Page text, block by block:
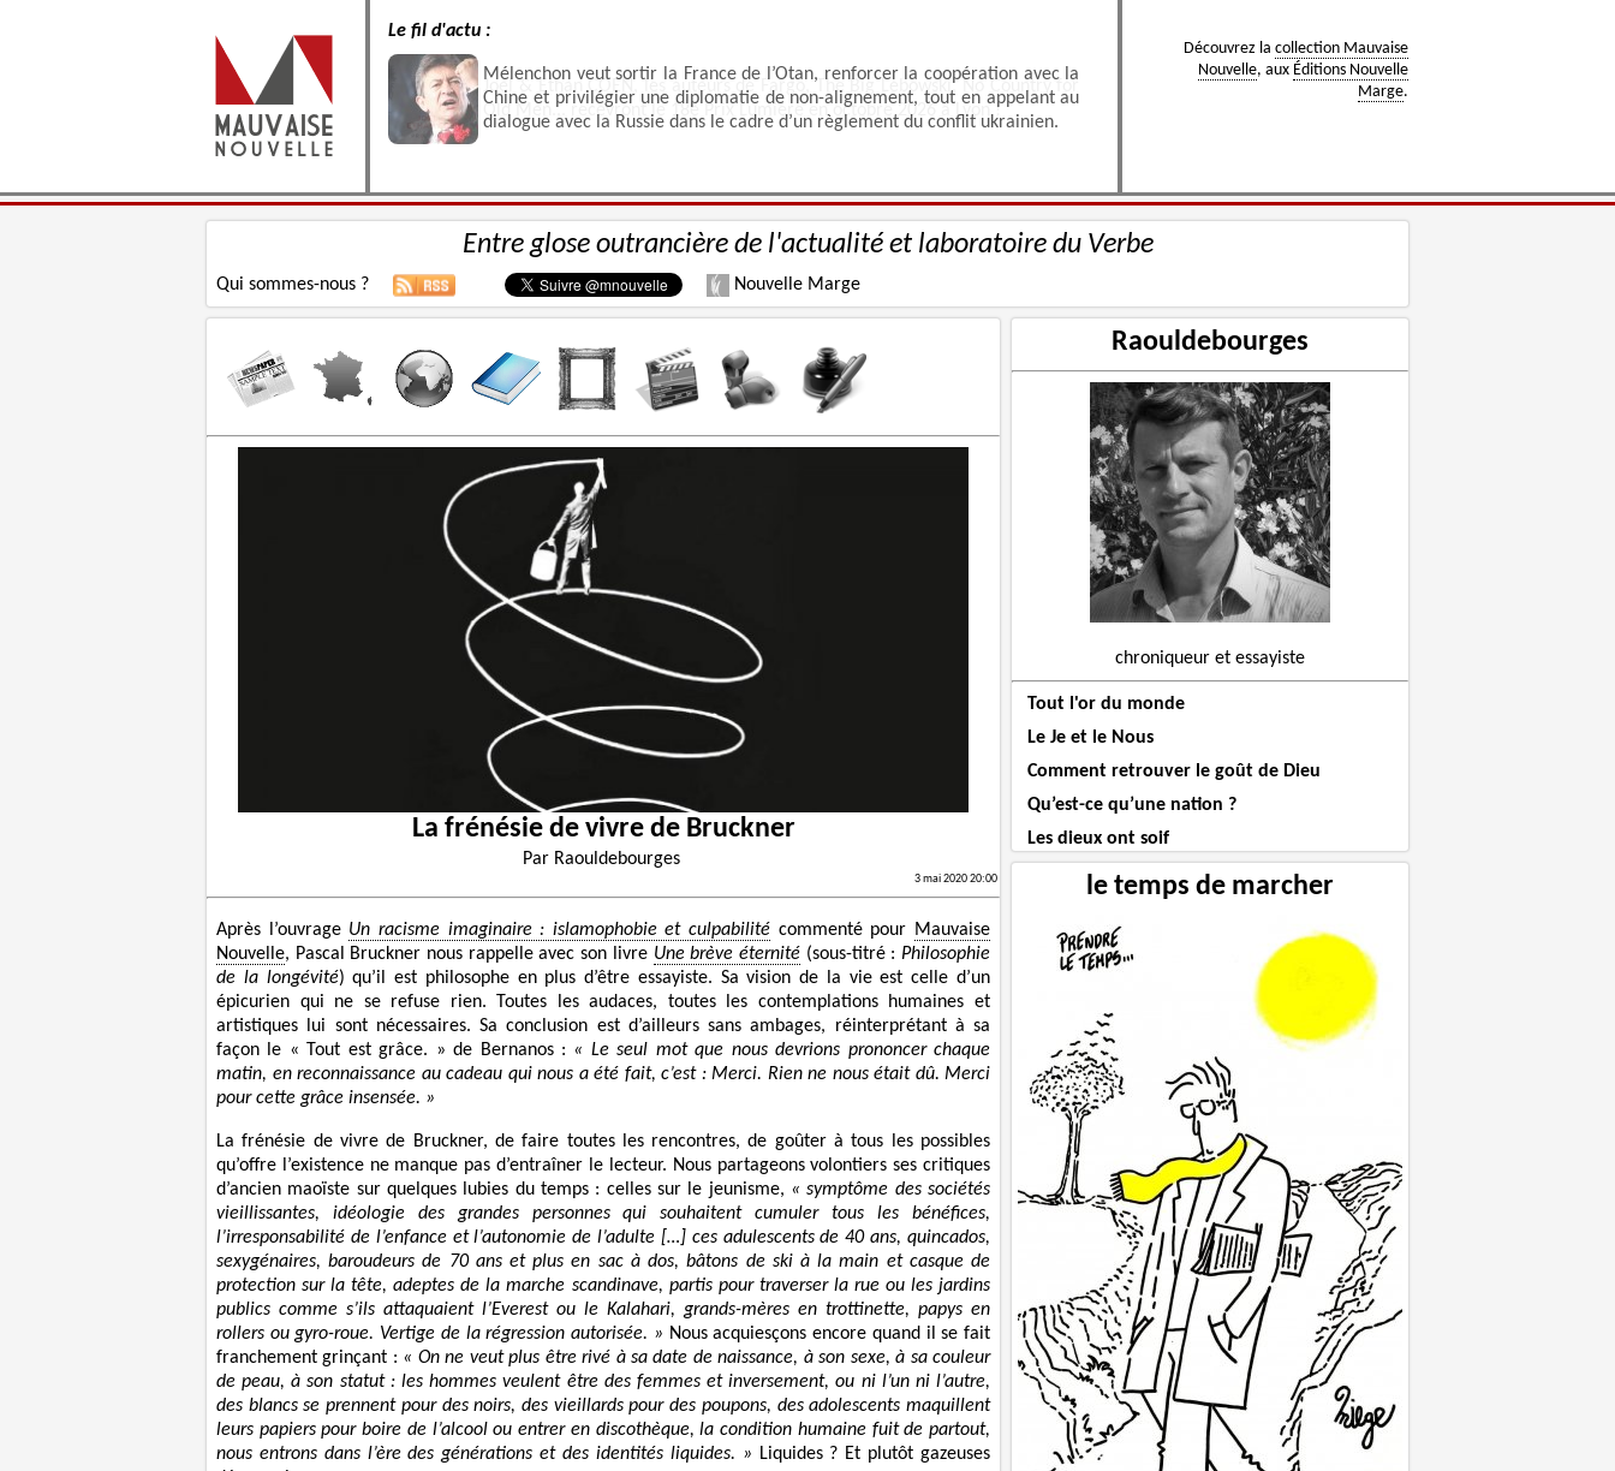
Le fil d'actu :
Joel & Ethan COEN, les auteurs de Fargo, The Big Lebowski, No Country for
Old Men... recevront le 18e Prix Lumière en octobre 2026 à Lyon !
Découvrez la collection Mauvaise
Nouvelle, aux Éditions Nouvelle
Marge.
Entre glose outrancière de l'actualité et laboratoire du Verbe
Qui sommes-nous ? Nouvelle Marge
La frénésie de vivre de Bruckner
Par Raouldebourges
3 mai 2020 20:00
Après l’ouvrage Un racisme imaginaire : islamophobie et culpabilité commenté pour Mauvaise
Nouvelle, Pascal Bruckner nous rappelle avec son livre Une brève éternité(sous-titré :Philosophie
de la longévité) qu’il est philosophe en plus d’être essayiste. Sa vision de la vie est celle d’un
épicurien qui ne se refuse rien. Toutes les audaces, toutes les contemplations humaines et
artistiques lui sont nécessaires. Sa conclusion est d’ailleurs sans ambages, réinterprétant à sa
façon le « Tout est grâce. » de Bernanos : « Le seul mot que nous devrions prononcer chaque
matin, en reconnaissance au cadeau qui nous a été fait, c’est : Merci. Rien ne nous était dû. Merci
pour cette grâce insensée. »
La frénésie de vivre de Bruckner, de faire toutes les rencontres, de goûter à tous les possibles
qu’offre l’existence ne manque pas d’entraîner le lecteur. Nous partageons volontiers ses critiques
d’ancien maoïste sur quelques lubies du temps : celles sur le jeunisme, « symptôme des sociétés
vieillissantes, idéologie des grandes personnes qui souhaitent cumuler tous les bénéfices,
l’irresponsabilité de l’enfance et l’autonomie de l’adulte […] ces adulescents de 40 ans, quincados,
sexygénaires, baroudeurs de 70 ans et plus en sac à dos, bâtons de ski à la main et casque de
protection sur la tête, adeptes de la marche scandinave, partis pour traverser la rue ou les jardins
publics comme s’ils attaquaient l’Everest ou le Kalahari, grands-mères en trottinette, papys en
rollers ou gyro-roue. Vertige de la régression autorisée. » Nous acquiesçons encore quand il se fait
franchement grinçant : « On ne veut plus être rivé à sa date de naissance, à son sexe, à sa couleur
de peau, à son statut : les hommes veulent être des femmes et inversement, ou ni l’un ni l’autre,
des blancs se prennent pour des noirs, des vieillards pour des poupons, des adolescents maquillent
leurs papiers pour boire de l’alcool ou entrer en discothèque, la condition humaine fuit de partout,
nous entrons dans l’ère des générations et des identités liquides. » Liquides ? Et plutôt gazeuses
Raouldebourges
chroniqueur et essayiste
Tout l'or du monde
Le Je et le Nous
Comment retrouver le goût de Dieu
Qu’est-ce qu’une nation ?
Les dieux ont soif
le temps de marcher